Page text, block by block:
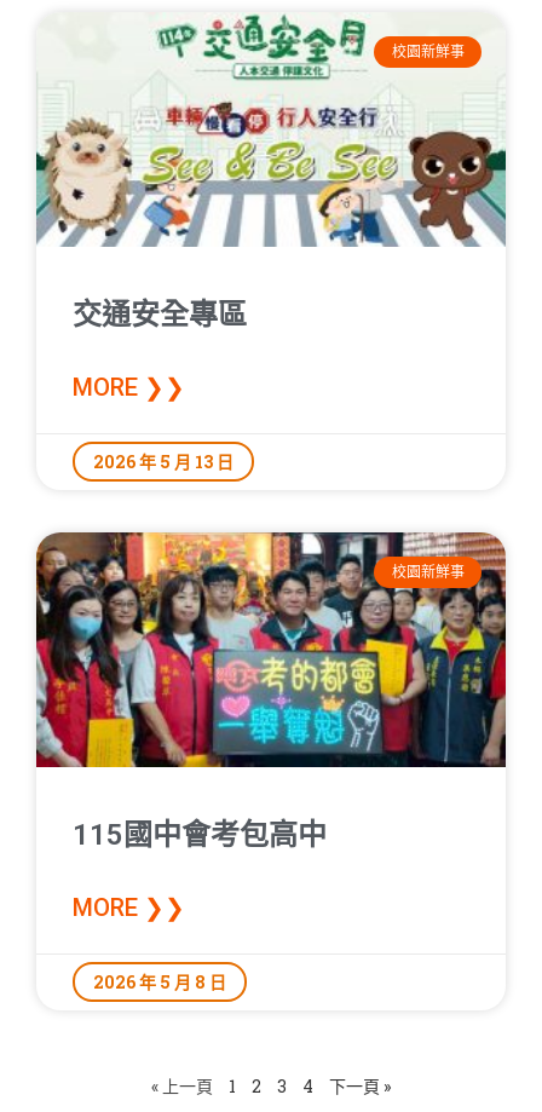
校園新鮮事
交通安全專區
MORE ❯❯
2026 年 5 月 13 日
校園新鮮事
115國中會考包高中
MORE ❯❯
2026 年 5 月 8 日
« 上一頁 1 2 3 4 下一頁 »